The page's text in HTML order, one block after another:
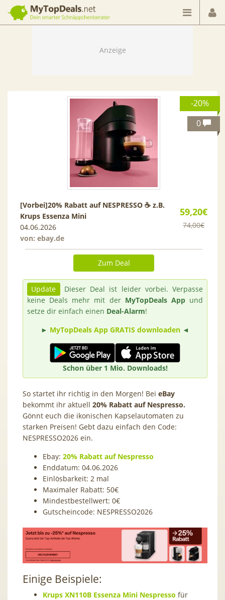
Dein smarter Schnäppchenberater
-20%
0
59,20€
74,00€
[Vorbei]20% Rabatt auf NESPRESSO ☕ z.B.
Krups Essenza Mini
04.06.2026
von: ebay.de
Zum Deal
Update
Dieser Deal ist leider vorbei. Verpasse
keine Deals mehr mit der MyTopDeals Appund
setze dir einfach einen Deal-Alarm!
► MyTopDeals App GRATIS downloaden ◄
Schon über 1 Mio. Downloads!
So startet ihr richtig in den Morgen! Bei eBay
bekommt ihr aktuell 20% Rabatt auf Nespresso.
Gönnt euch die ikonischen Kapselautomaten zu
starken Preisen! Gebt dazu einfach den Code:
NESPRESSO2026 ein.
Ebay: 20% Rabatt auf Nespresso
Enddatum: 04.06.2026
Einlösbarkeit: 2 mal
Maximaler Rabatt: 50€
Mindestbestellwert: 0€
Gutscheincode: NESPRESSO2026
Einige Beispiele:
Krups XN110B Essenza Mini Nespresso für